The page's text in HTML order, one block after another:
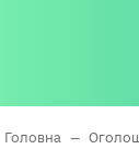
Головна —